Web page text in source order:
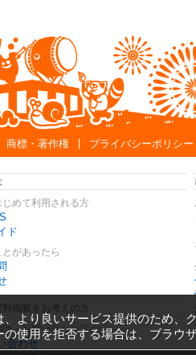
商標・著作権 プライバシーポリシー
めて利用される方
ド
があったら
談・お問い合わせ下さい
合わせ
、より良いサービス提供のため、
の使用を拒否する場合は、ブラウ